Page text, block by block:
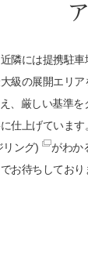
メンテナンス
舗がある
隣には提携駐車
級の展開エリア
、厳しい基準を
仕上げています
リング)
がわか
お待ちしており